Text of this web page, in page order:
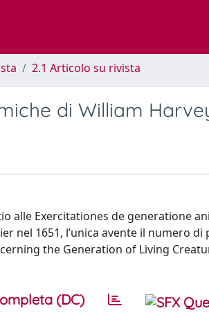
2.1 Articolo su rivista
di William
alle Exercitationes de generatione
nel 1651, l’unica avente il numero di
the Generation of Living
(DC)